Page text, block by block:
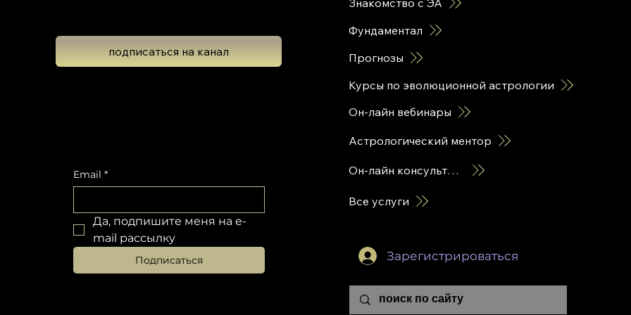
подписаться на канал
Email *
Да, подпишите меня на e-
mail рассылку
Подписаться
Знакомство с ЭА
Фундаментал
Прогнозы
Курсы по эволюционной астрологии
Он-лайн вебинары
Астрологический ментор
Он-лайн консультация
Все услуги
Зарегистрироваться